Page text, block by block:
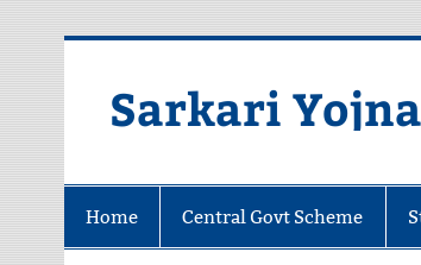
Sarkari
Home Central Govt Scheme